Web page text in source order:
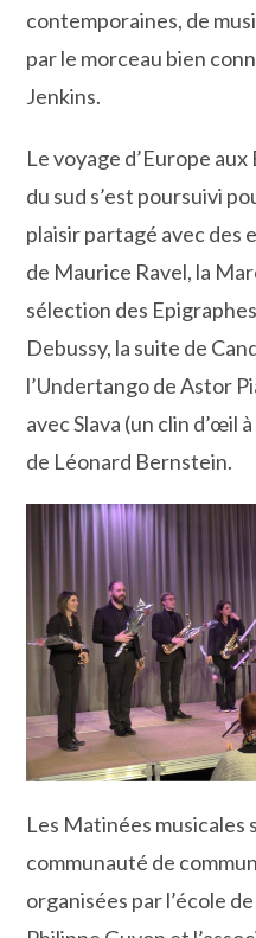
contemporaines, de
par le morceau bien
Jenkins.
Le voyage d’Europe
du sud s’est poursuivi
plaisir partagé avec des
de Maurice Ravel, la
sélection des
Debussy, la suite de
l’Undertango de Astor
avec Slava (un clin d’œil
de Léonard Bernstein.
Les Matinées musicales
communauté de
organisées par l’école